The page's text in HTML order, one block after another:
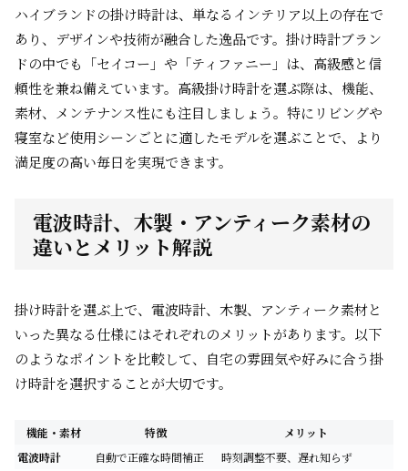
ハイブランドの掛け時計は、単なるインテリア以上の存在で
あり、デザインや技術が融合した逸品です。掛け時計ブラン
ドの中でも「セイコー」や「ティファニー」は、高級感と信
頼性を兼ね備えています。高級掛け時計を選ぶ際は、機能、
素材、メンテナンス性にも注目しましょう。特にリビングや
寝室など使用シーンごとに適したモデルを選ぶことで、より
満足度の高い毎日を実現できます。
電波時計、木製・アンティーク素材の
違いとメリット解説
掛け時計を選ぶ上で、電波時計、木製、アンティーク素材と
いった異なる仕様にはそれぞれのメリットがあります。以下
のようなポイントを比較して、自宅の雰囲気や好みに合う掛
け時計を選択することが大切です。
機能・素材 特徴
メリット
電波時計
自動で正確な時間補正
時刻調整不要、遅れ知らず